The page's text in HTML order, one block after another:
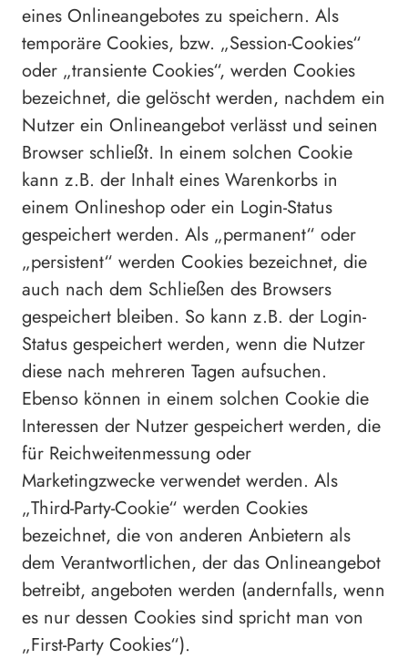
eines Onlineangebotes zu speichern. Als
temporäre Cookies, bzw. „Session-Cookies“
oder „transiente Cookies“, werden Cookies
bezeichnet, die gelöscht werden, nachdem ein
Nutzer ein Onlineangebot verlässt und seinen
Browser schließt. In einem solchen Cookie
kann z.B. der Inhalt eines Warenkorbs in
einem Onlineshop oder ein Login-Status
gespeichert werden. Als „permanent“ oder
„persistent“ werden Cookies bezeichnet, die
auch nach dem Schließen des Browsers
gespeichert bleiben. So kann z.B. der Login-
Status gespeichert werden, wenn die Nutzer
diese nach mehreren Tagen aufsuchen.
Ebenso können in einem solchen Cookie die
Interessen der Nutzer gespeichert werden, die
für Reichweitenmessung oder
Marketingzwecke verwendet werden. Als
„Third-Party-Cookie“ werden Cookies
bezeichnet, die von anderen Anbietern als
dem Verantwortlichen, der das Onlineangebot
betreibt, angeboten werden (andernfalls, wenn
es nur dessen Cookies sind spricht man von
„First-Party Cookies“).